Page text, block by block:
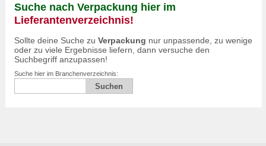
Suche nach Verpackung hier im
Lieferantenverzeichnis!
Sollte deine Suche zu Verpackung nur unpassende, zu wenige
oder zu viele Ergebnisse liefern, dann versuche den
Suchbegriff anzupassen!
Suche hier im Branchenverzeichnis: